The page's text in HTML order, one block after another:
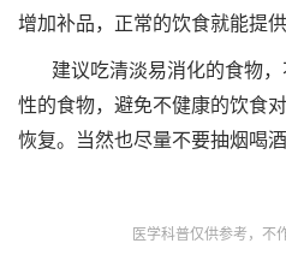
增加补品，正常的饮食就能提
建议吃清淡易消化的食物
性的食物，避免不健康的饮食
恢复。当然也尽量不要抽烟喝酒
医学科普仅供参考，不